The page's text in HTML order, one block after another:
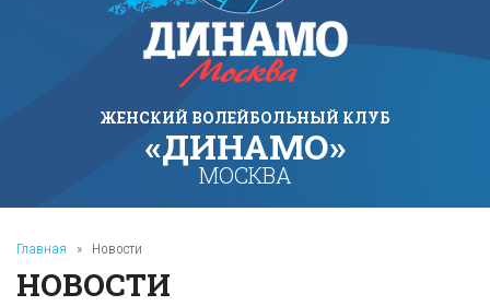
ЖЕНСКИЙ ВОЛЕЙБОЛЬНЫЙ КЛУБ
«ДИНАМО»
МОСКВА
Главная » Новости
НОВОСТИ